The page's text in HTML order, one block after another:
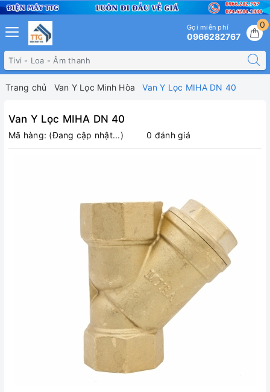
0
Gọi miễn phí
0966282767
Trang chủ Van Y Lọc Minh Hòa Van Y Lọc MIHA DN 40
Van Y Lọc MIHA DN 40
Mã hàng: (Đang cập nhật...) 0 đánh giá